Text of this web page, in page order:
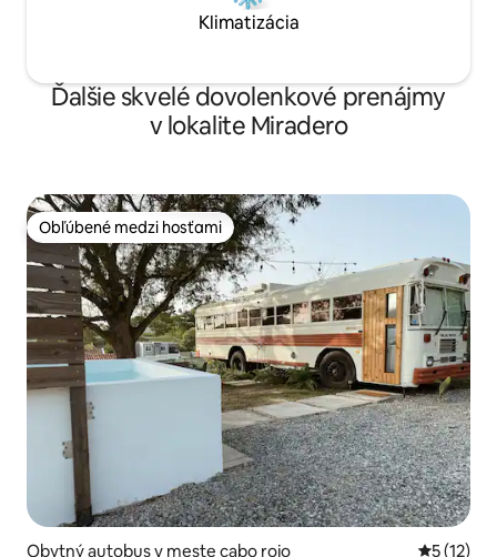
Klimatizácia
Ďalšie skvelé dovolenkové prenájmy
v lokalite Miradero
Obľúbené medzi hosťami
Obľúbené medzi hosťami
Obytný autobus v meste cabo rojo
5 (12)